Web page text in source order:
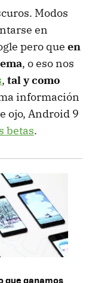
Modos
en
pero que en
, o eso nos
, tal y como
información
ojo, Android 9
betas.
que ganamos